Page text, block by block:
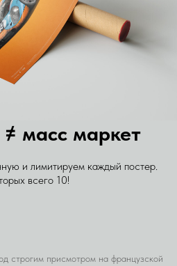
≠ масс маркет
и лимитируем каждый постер.
всего 10!
строгим присмотром на французской